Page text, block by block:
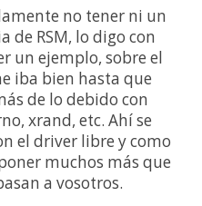
no tener ni un
de RSM, lo digo con
un ejemplo, sobre el
iba bien hasta que
de lo debido con
xrand, etc. Ahí se
el driver libre y como
muchos más que
a vosotros.